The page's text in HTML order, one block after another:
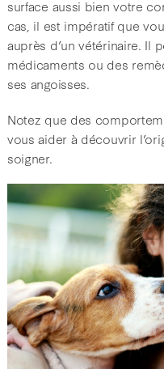
surface aussi bien votre
cas, il est impératif que
auprès d’un vétérinaire. Il
médicaments ou des
ses angoisses.
Notez que des
vous aider à découvrir
soigner.